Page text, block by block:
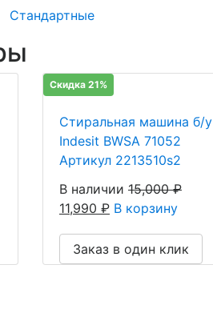
Стандартные
Скидка 21%
Стиральная машина б/у
Indesit BWSA 71052
Артикул 2213510s2
В наличии 15,000₽
11,990 ₽ В корзину
Заказ в один клик